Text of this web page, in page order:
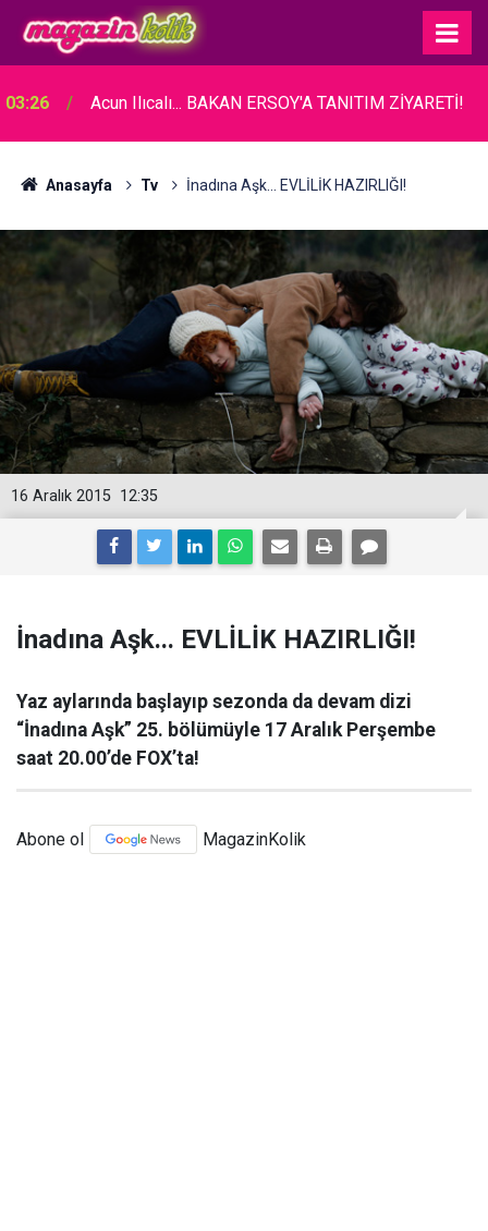
03:26 Acun Ilıcalı... BAKAN ERSOY'A TANITIM ZİYARETİ!
Anasayfa Tv İnadına Aşk... EVLİLİK HAZIRLIĞI!
12:35
16 Aralık 2015
İnadına Aşk... EVLİLİK HAZIRLIĞI!
Yaz aylarında başlayıp sezonda da devam dizi
“İnadına Aşk” 25. bölümüyle 17 Aralık Perşembe
saat 20.00’de FOX’ta!
Abone ol MagazinKolik